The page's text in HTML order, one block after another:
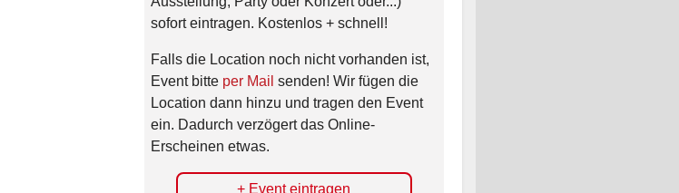
sofort eintragen. Kostenlos + schnell!
Falls die Location noch nicht vorhanden ist,
Event bitte per Mail senden! Wir fügen die
Location dann hinzu und tragen den Event
ein. Dadurch verzögert das Online-
Erscheinen etwas.
+ Event eintragen